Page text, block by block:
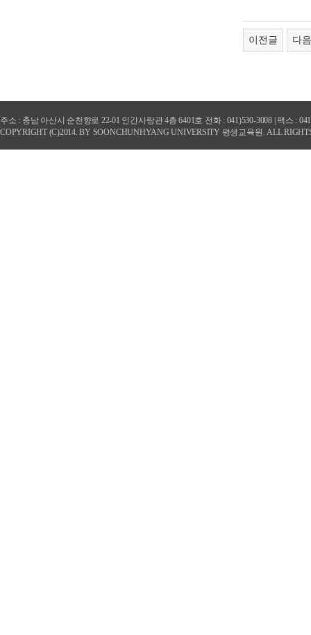
이전글 다
주소 : 충남 아산시 순천향로 22-01 인간사랑관 4층 6401호 전화 : 041)530-3008 | 팩스 :
COPYRIGHT (C)2014. BY SOONCHUNHYANG UNIVERSITY 평생교육원. ALL